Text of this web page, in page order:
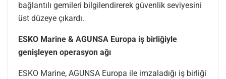
bağlantılı gemileri bilgilendirerek güvenlik seviyesini
üst düzeye çıkardı.
ESKO Marine & AGUNSA Europa iş birliğiyle
genişleyen operasyon ağı
ESKO Marine, AGUNSA Europa ile imzaladığı iş birliği